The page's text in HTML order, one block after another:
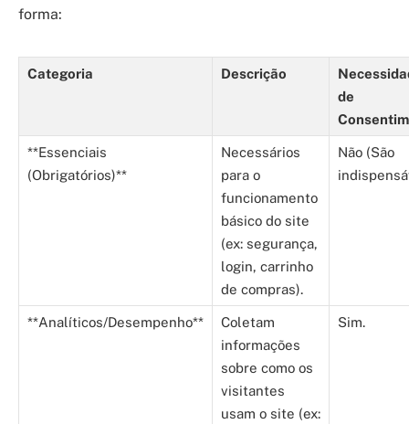
forma:
Categoria Descrição
de
**Essenciais
(Obrigatórios)**
Necessários
para o
funcionamento
básico do site
(ex: segurança,
login, carrinho
de compras).
Não (São
**Analíticos/Desempenho**
Coletam
informações
sobre como os
visitantes
usam o site (ex:
Sim.